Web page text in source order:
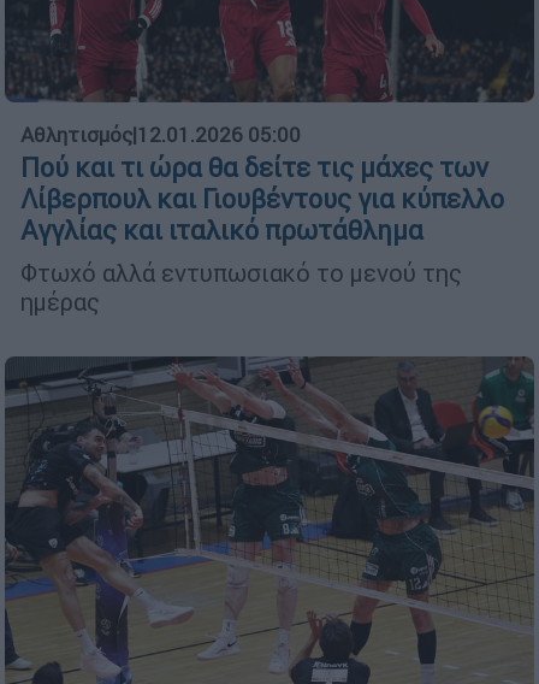
Αθλητισμός|12.01.2026 05:00
Πού και τι ώρα θα δείτε τις μάχες των
Λίβερπουλ και Γιουβέντους για κύπελλο
Αγγλίας και ιταλικό πρωτάθλημα
Φτωχό αλλά εντυπωσιακό το μενού της
ημέρας